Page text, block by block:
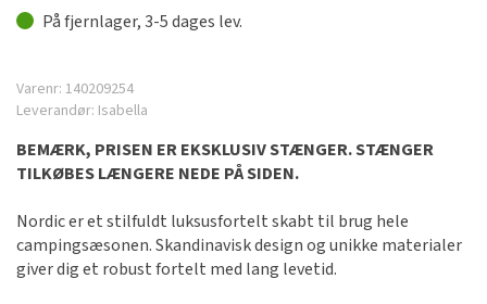
På fjernlager, 3-5 dages lev.
Varenr: 140209254
Leverandør: Isabella
BEMÆRK, PRISEN ER EKSKLUSIV STÆNGER. STÆNGER
TILKØBES LÆNGERE NEDE PÅ SIDEN.
Nordic er et stilfuldt luksusfortelt skabt til brug hele
campingsæsonen. Skandinavisk design og unikke materialer
giver dig et robust fortelt med lang levetid.